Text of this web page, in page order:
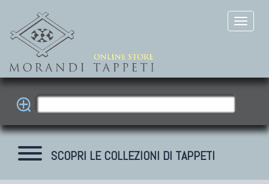
SCOPRI LE COLLEZIONI DI TAPPETI